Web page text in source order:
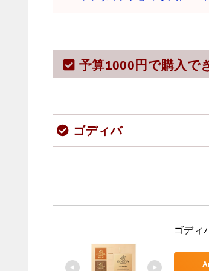
予算1000円で購入で
ゴディバ
ゴディ